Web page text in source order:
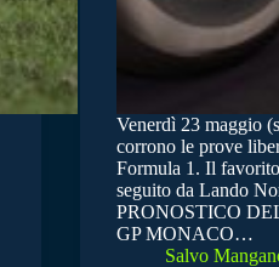
Venerdì 23 maggio
corrono le prove
Formula 1. Il
seguito da Lando
PRONOSTICO
GP MONACO…
Salvo